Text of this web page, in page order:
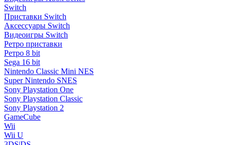
Switch
Приставки Switch
Аксессуары Switch
Видеоигры Switch
Ретро приставки
Ретро 8 bit
Sega 16 bit
Nintendo Classic Mini NES
Super Nintendo SNES
Sony Playstation One
Sony Playstation Classic
Sony Playstation 2
GameCube
Wii
Wii U